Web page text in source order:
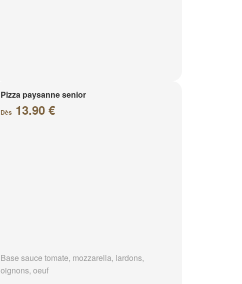
Pizza paysanne senior
Dès 13.90 €
Base sauce tomate, mozzarella, lardons,
oignons, oeuf